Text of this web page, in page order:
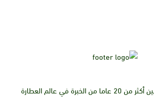
جوزة الطيب تجمع بين أكثر من 20 عاما من الخبرة في عالم العطارة